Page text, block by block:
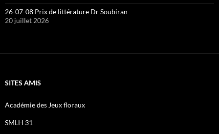
26-07-08 Prix de littérature Dr Soubiran
20 juillet 2026
SITES AMIS
Académie des Jeux floraux
SMLH 31